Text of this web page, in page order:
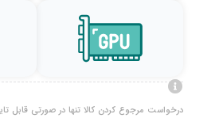
درخواست مرجوع کردن کالا تنها در صورتی قابل